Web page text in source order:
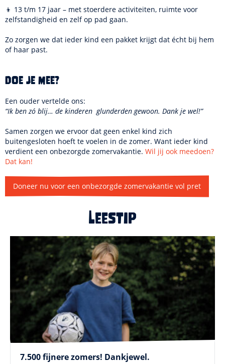
👦 13 t/m 17 jaar – met stoerdere activiteiten, ruimte voor
zelfstandigheid en zelf op pad gaan.
Zo zorgen we dat ieder kind een pakket krijgt dat écht bij hem
of haar past.
Doe je mee?
Een ouder vertelde ons:
“Ik ben zó blij… de kinderen glunderden gewoon. Dank je wel!”
Samen zorgen we ervoor dat geen enkel kind zich
buitengesloten hoeft te voelen in de zomer. Want ieder kind
verdient een onbezorgde zomervakantie. Wil jij ook meedoen?
Dat kan!
Doneer nu voor een onbezorgde zomervakantie vol pret
Leestip
7.500 fijnere zomers! Dankjewel.